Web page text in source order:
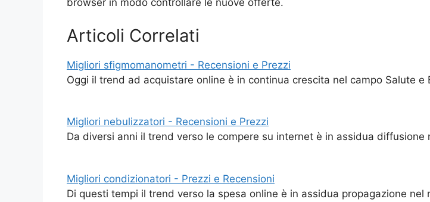
browser in modo controllare le nuove offerte.
Articoli Correlati
Migliori sfigmomanometri - Recensioni e Prezzi
Oggi il trend ad acquistare online è in continua crescita nel campo Salute e
Migliori nebulizzatori - Recensioni e Prezzi
Da diversi anni il trend verso le compere su internet è in assidua diffusione
Migliori condizionatori - Prezzi e Recensioni
Di questi tempi il trend verso la spesa online è in assidua propagazione nel